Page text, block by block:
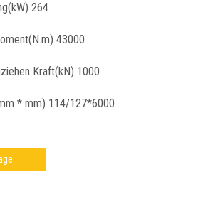
264
43000
Kraft(kN) 1000
* mm) 114/127*6000